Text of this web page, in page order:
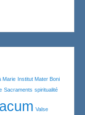
Marie Institut Mater Boni
Sacraments spiritualité
Valse